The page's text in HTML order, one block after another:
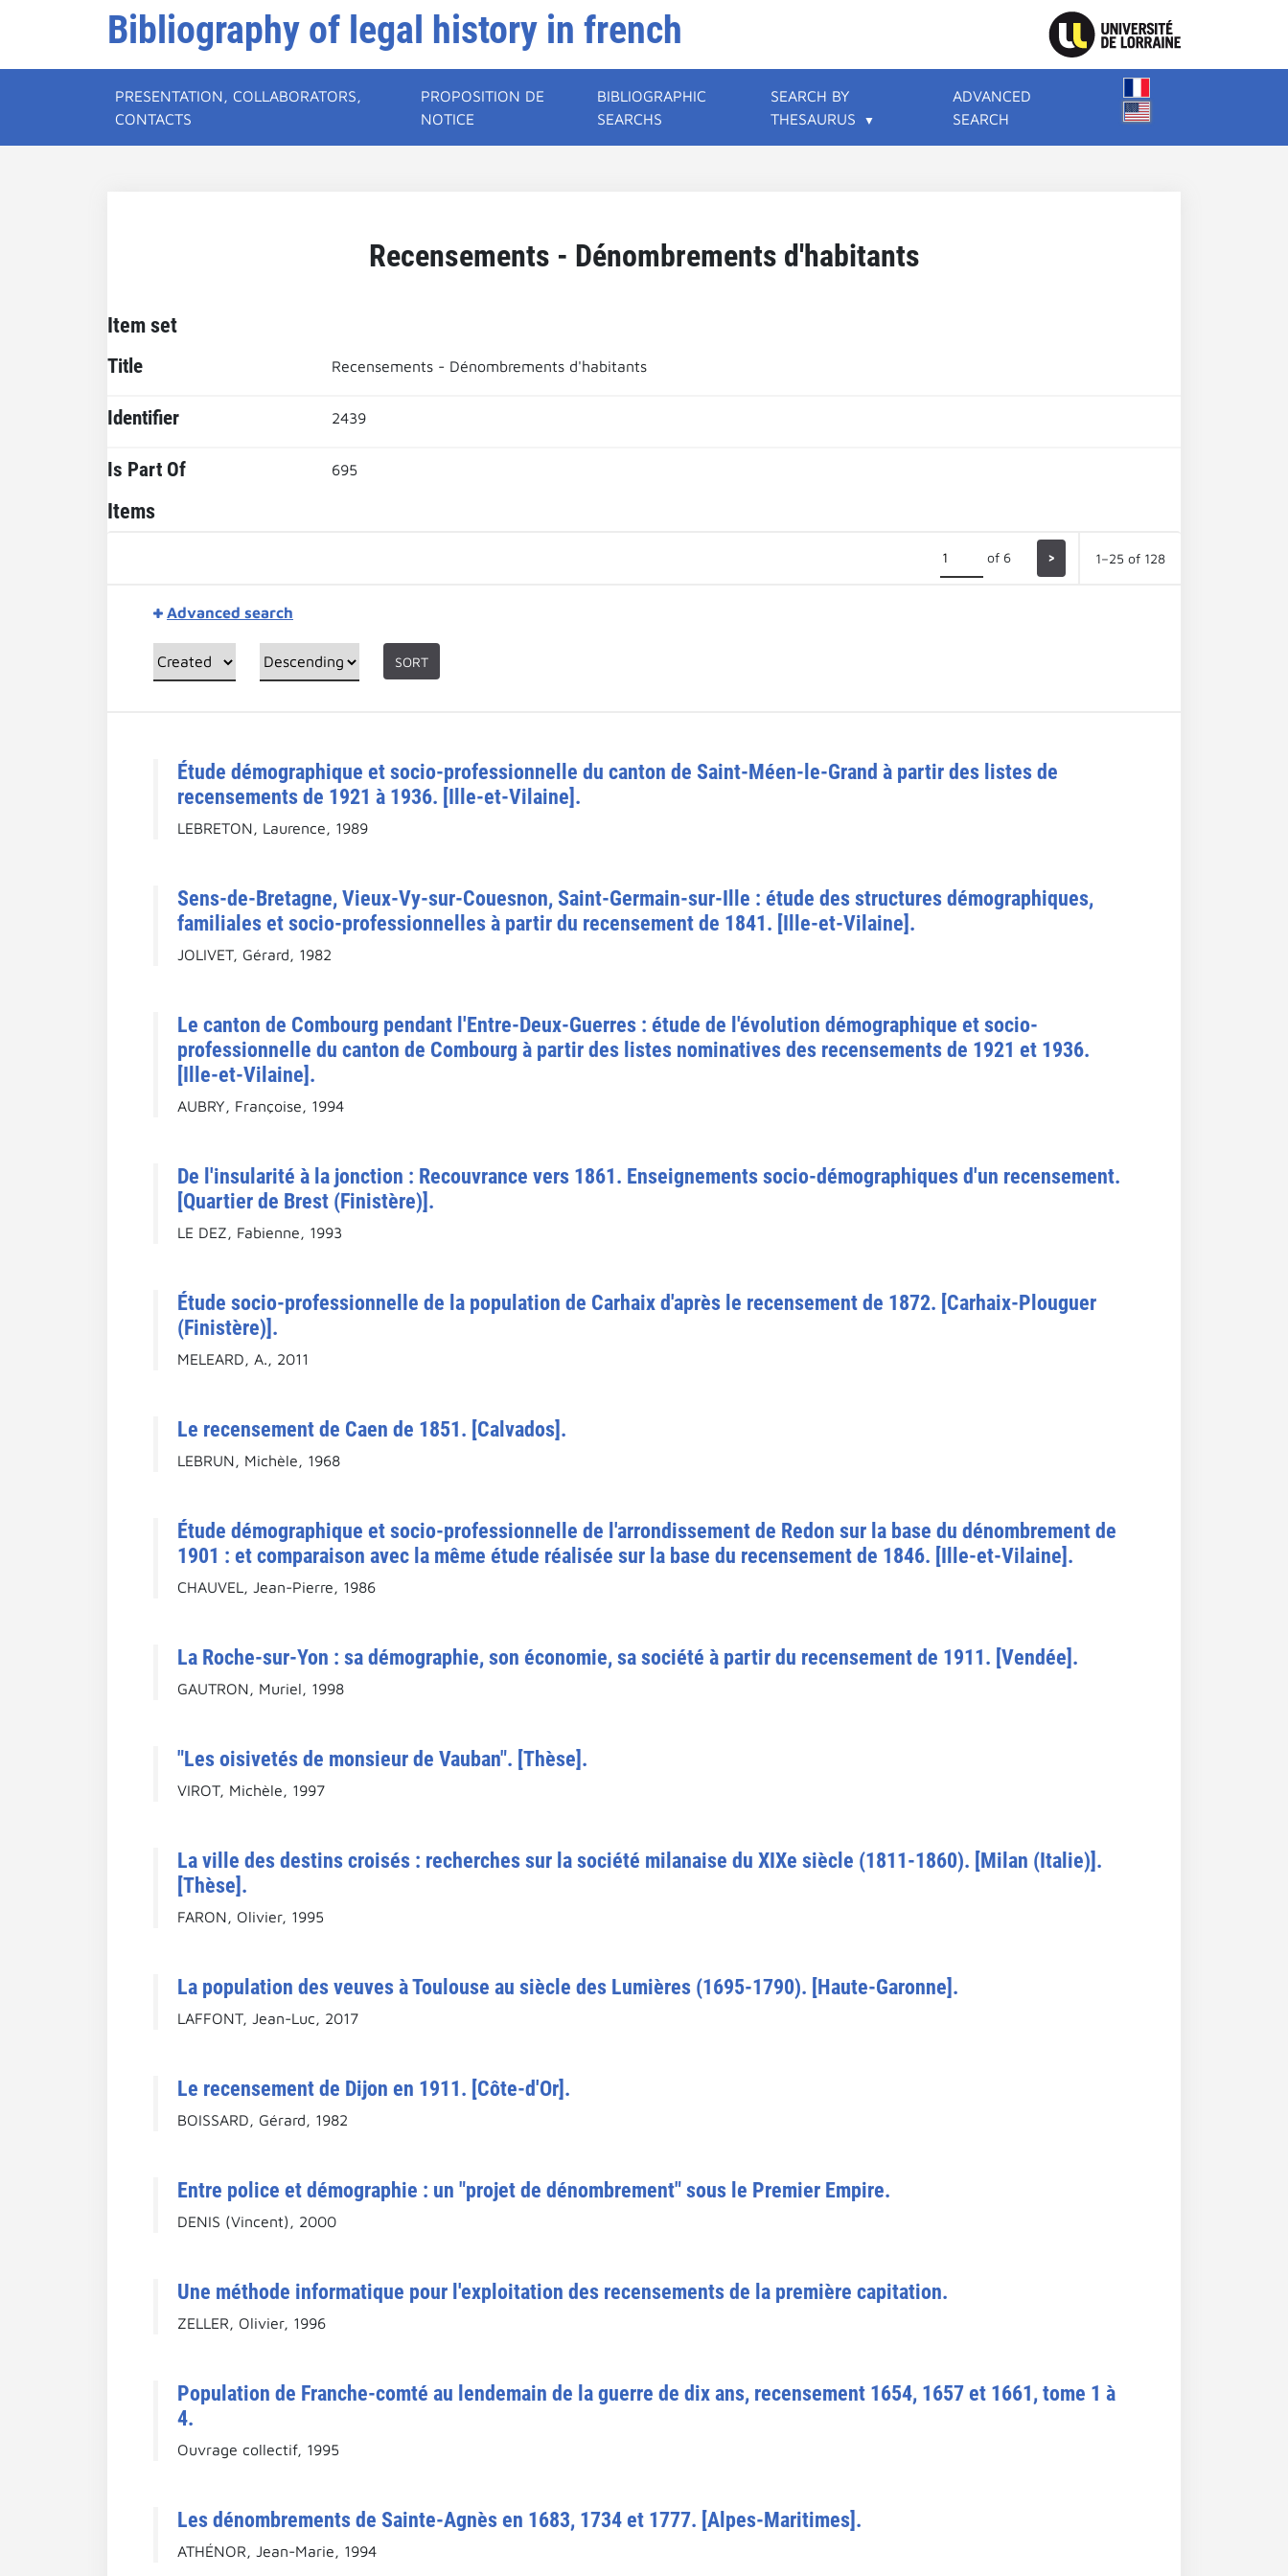
Bibliography of legal history in french
PRESENTATION, COLLABORATORS,
CONTACTS
PROPOSITION DE
NOTICE
BIBLIOGRAPHIC
SEARCHS
SEARCH BY
THESAURUS
ADVANCED
SEARCH
Recensements - Dénombrements d'habitants
Item set
Title Recensements - Dénombrements d'habitants
Identifier 2439
Is Part Of 695
Items
of 6 > 1–25 of 128
Advanced search
SORT
Étude démographique et socio-professionnelle du canton de Saint-Méen-le-Grand à partir des listes de
recensements de 1921 à 1936. [Ille-et-Vilaine].
LEBRETON, Laurence, 1989
Sens-de-Bretagne, Vieux-Vy-sur-Couesnon, Saint-Germain-sur-Ille : étude des structures démographiques,
familiales et socio-professionnelles à partir du recensement de 1841. [Ille-et-Vilaine].
JOLIVET, Gérard, 1982
Le canton de Combourg pendant l'Entre-Deux-Guerres : étude de l'évolution démographique et socio-
professionnelle du canton de Combourg à partir des listes nominatives des recensements de 1921 et 1936.
[Ille-et-Vilaine].
AUBRY, Françoise, 1994
De l'insularité à la jonction : Recouvrance vers 1861. Enseignements socio-démographiques d'un recensement.
[Quartier de Brest (Finistère)].
LE DEZ, Fabienne, 1993
Étude socio-professionnelle de la population de Carhaix d'après le recensement de 1872. [Carhaix-Plouguer
(Finistère)].
MELEARD, A., 2011
Le recensement de Caen de 1851. [Calvados].
LEBRUN, Michèle, 1968
Étude démographique et socio-professionnelle de l'arrondissement de Redon sur la base du dénombrement de
1901 : et comparaison avec la même étude réalisée sur la base du recensement de 1846. [Ille-et-Vilaine].
CHAUVEL, Jean-Pierre, 1986
La Roche-sur-Yon : sa démographie, son économie, sa société à partir du recensement de 1911. [Vendée].
GAUTRON, Muriel, 1998
"Les oisivetés de monsieur de Vauban". [Thèse].
VIROT, Michèle, 1997
La ville des destins croisés : recherches sur la société milanaise du XIXe siècle (1811-1860). [Milan (Italie)].
[Thèse].
FARON, Olivier, 1995
La population des veuves à Toulouse au siècle des Lumières (1695-1790). [Haute-Garonne].
LAFFONT, Jean-Luc, 2017
Le recensement de Dijon en 1911. [Côte-d'Or].
BOISSARD, Gérard, 1982
Entre police et démographie : un "projet de dénombrement" sous le Premier Empire.
DENIS (Vincent), 2000
Une méthode informatique pour l'exploitation des recensements de la première capitation.
ZELLER, Olivier, 1996
Population de Franche-comté au lendemain de la guerre de dix ans, recensement 1654, 1657 et 1661, tome 1 à
4.
Ouvrage collectif, 1995
Les dénombrements de Sainte-Agnès en 1683, 1734 et 1777. [Alpes-Maritimes].
ATHÉNOR, Jean-Marie, 1994